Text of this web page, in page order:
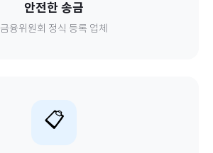
안전한 송금
금융위원회 정식 등록 업체
📋